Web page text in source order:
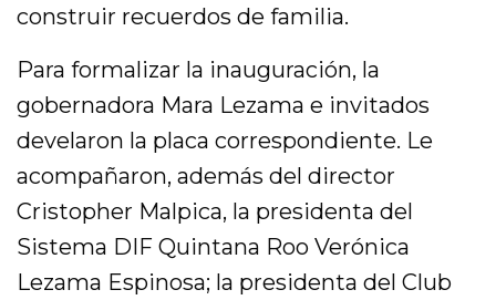
construir recuerdos de familia.
Para formalizar la inauguración, la
gobernadora Mara Lezama e invitados
develaron la placa correspondiente. Le
acompañaron, además del director
Cristopher Malpica, la presidenta del
Sistema DIF Quintana Roo Verónica
Lezama Espinosa; la presidenta del Club